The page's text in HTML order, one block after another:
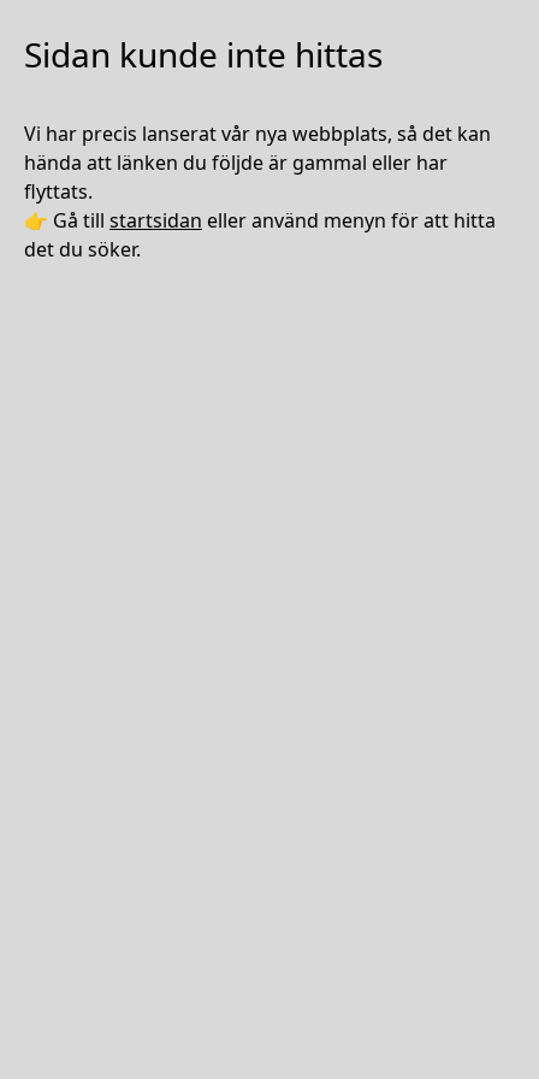
Sidan kunde inte hittas
Vi har precis lanserat vår nya webbplats, så det kan
hända att länken du följde är gammal eller har
flyttats.
👉 Gå till startsidan eller använd menyn för att hitta
det du söker.